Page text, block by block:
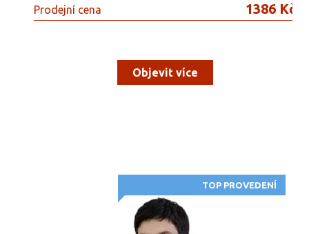
Prodejní cena
1386 Kč
Objevit více
TOP PROVEDENÍ